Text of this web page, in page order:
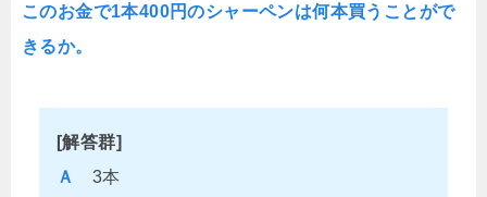
このお金で1本400円のシャーペンは何本買うことがで
きるか。
[解答群]
Ａ
3本